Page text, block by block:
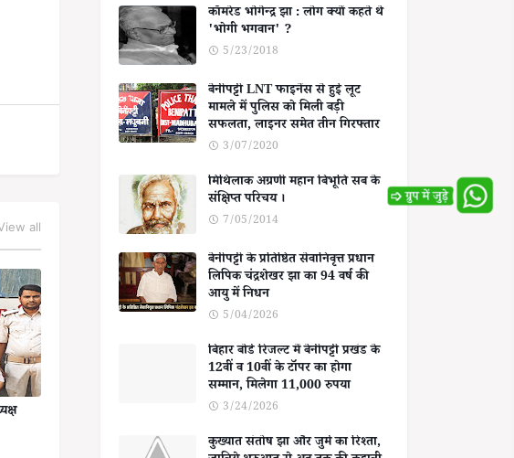
all
कॉमरेड भोगेन्द्र झा : लोग क्यों कहते थे
'भोगी भगवान' ?
5/23/2018
बेनीपट्टी LNT फाइनेंस से हुई लूट
मामले में पुलिस को मिली बड़ी
सफलता, लाइनर समेत तीन गिरफ्तार
3/07/2020
मिथिलाक अग्रणी महान बिभूति सब के
संक्षिप्त परिचय ।
7/05/2014
बेनीपट्टी के प्रतिष्ठित सेवानिवृत्त प्रधान
लिपिक चंद्रशेखर झा का 94 वर्ष की
आयु में निधन
5/04/2026
बिहार बोर्ड रिजल्ट में बेनीपट्टी प्रखंड के
12वीं व 10वीं के टॉपर का होगा
सम्मान, मिलेगा 11,000 रुपया
3/24/2026
कुख्यात संतोष झा और जुर्म का रिश्ता,